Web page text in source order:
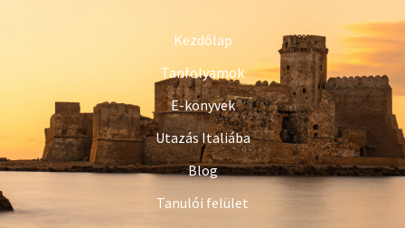
Kezdőlap
Tanfolyamok
E-könyvek
Utazás Italiába
Blog
Tanulói felület